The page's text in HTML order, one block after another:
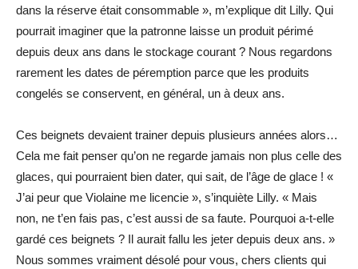
dans la réserve était consommable », m’explique dit Lilly. Qui
pourrait imaginer que la patronne laisse un produit périmé
depuis deux ans dans le stockage courant ? Nous regardons
rarement les dates de péremption parce que les produits
congelés se conservent, en général, un à deux ans.
Ces beignets devaient trainer depuis plusieurs années alors…
Cela me fait penser qu’on ne regarde jamais non plus celle des
glaces, qui pourraient bien dater, qui sait, de l’âge de glace ! «
J’ai peur que Violaine me licencie », s’inquiète Lilly. « Mais
non, ne t’en fais pas, c’est aussi de sa faute. Pourquoi a-t-elle
gardé ces beignets ? Il aurait fallu les jeter depuis deux ans. »
Nous sommes vraiment désolé pour vous, chers clients qui